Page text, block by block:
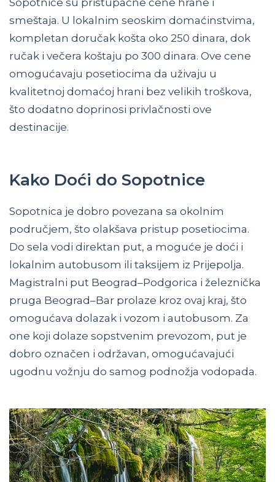
Sopotnice su pristupačne cene hrane i
smeštaja. U lokalnim seoskim domaćinstvima,
kompletan doručak košta oko 250 dinara, dok
ručak i večera koštaju po 300 dinara. Ove cene
omogućavaju posetiocima da uživaju u
kvalitetnoj domaćoj hrani bez velikih troškova,
što dodatno doprinosi privlačnosti ove
destinacije.
Kako Doći do Sopotnice
Sopotnica je dobro povezana sa okolnim
područjem, što olakšava pristup posetiocima.
Do sela vodi direktan put, a moguće je doći i
lokalnim autobusom ili taksijem iz Prijepolja.
Magistralni put Beograd–Podgorica i železnička
pruga Beograd–Bar prolaze kroz ovaj kraj, što
omogućava dolazak i vozom i autobusom. Za
one koji dolaze sopstvenim prevozom, put je
dobro označen i održavan, omogućavajući
ugodnu vožnju do samog podnožja vodopada.